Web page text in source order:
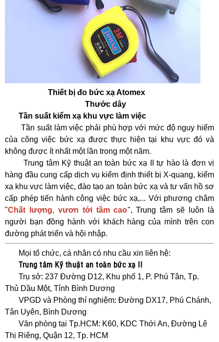
Thiết bị đo bức xạ Atomex
Thước dây
Tần suất kiểm xạ khu vực làm việc
Tần suất làm việc phải phù hợp với mức độ nguy hiểm
của công việc bức xạ được thực hiện tại khu vực đó và
không được ít nhất một lần trong một năm.
Trung tâm Kỹ thuật an toàn bức xạ II tự hào là đơn vị
hàng đầu cung cấp dịch vụ kiểm định thiết bị X-quang, kiểm
xạ khu vực làm việc, đào tạo an toàn bức xạ và tư vấn hồ sơ
cấp phép tiến hành công việc bức xạ,... Với phương châm
"Chất lượng, vươn tới tầm cao", Trung tâm sẽ luôn là
người bạn đồng hành với khách hàng của mình trên con
đường phát triển và hội nhập.
Mọi tổ chức, cá nhân có nhu cầu xin liên hệ:
Trung tâm Kỹ thuật an toàn bức xạ II
Trụ sở: 237 Đường D12, Khu phố 1, P. Phú Tân, Tp.
Thủ Dầu Một, Tỉnh Bình Dương
VPGD và Phòng thí nghiệm: Đường DX17, Phú Chánh,
Tân Uyên, Bình Dương
Văn phòng tại Tp.HCM: K60, KDC Thới An, Đường Lê
Thị Riêng, Quận 12, Tp. HCM